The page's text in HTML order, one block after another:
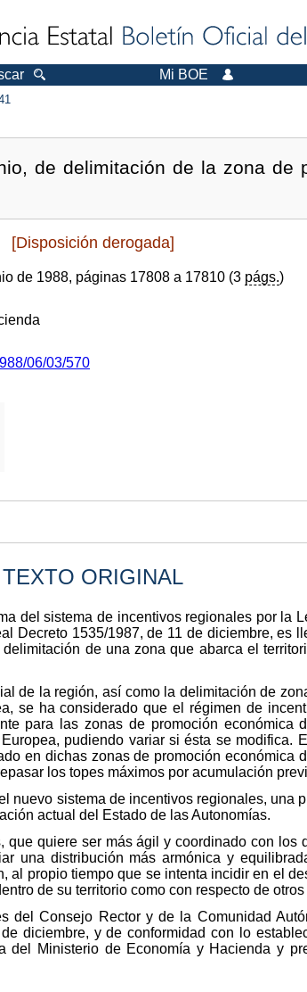
Mi BOE
de delimitación de la zona de
[Disposición derogada]
de 1988, páginas 17808 a 17810 (3 págs.)
06/03/570
TEXTO ORIGINAL
del sistema de incentivos regionales por la
Decreto 1535/1987, de 11 de diciembre, es
de una zona que abarca el
de la región, así como la delimitación de
se ha considerado que el régimen de
para las zonas de promoción económica
pudiendo variar si ésta se modifica.
en dichas zonas de promoción económica
los topes máximos por acumulación
nuevo sistema de incentivos regionales, una
actual del Estado de las Autonomías.
quiere ser más ágil y coordinado con los
una distribución más armónica y
al propio tiempo que se intenta incidir en el
de su territorio como con respecto de
del Consejo Rector y de la Comunidad
diciembre, y de conformidad con lo
del Ministerio de Economía y Hacienda y